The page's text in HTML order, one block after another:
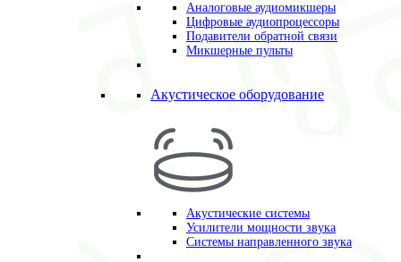
Аналоговые аудиомикшеры
Цифровые аудиопроцессоры
Подавители обратной связи
Микшерные пульты
Акустическое оборудование
Акустические системы
Усилители мощности звука
Системы направленного звука